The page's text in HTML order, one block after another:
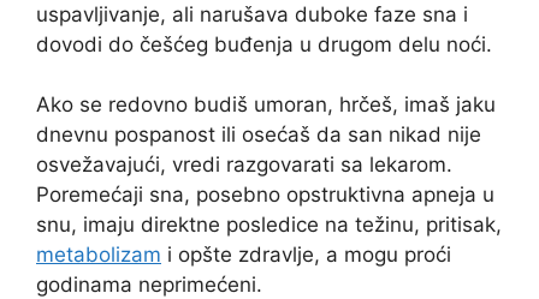
uspavljivanje, ali narušava duboke faze sna i
dovodi do češćeg buđenja u drugom delu noći.
Ako se redovno budiš umoran, hrčeš, imaš jaku
dnevnu pospanost ili osećaš da san nikad nije
osvežavajući, vredi razgovarati sa lekarom.
Poremećaji sna, posebno opstruktivna apneja u
snu, imaju direktne posledice na težinu, pritisak,
metabolizam i opšte zdravlje, a mogu proći
godinama neprimećeni.